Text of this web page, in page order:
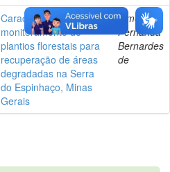
Caracterização e
monitoramento de
plantios florestais para
recuperação de áreas
degradadas na Serra
do Espinhaço, Minas
Gerais
Almeida,
Fernanda
Bernardes
de